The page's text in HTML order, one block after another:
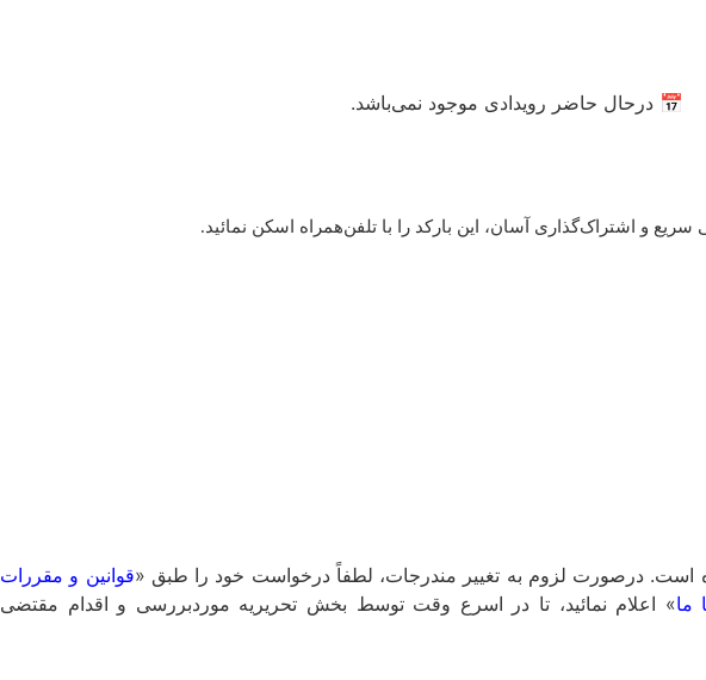
📅 درحال حاضر رویدادی موجود نمی‌باشد.
و اشتراک‌گذاری آسان، این بارکد را با تلفن‌همراه اسکن نمائید.
درصورت لزوم به تغییر مندرجات، لطفاً درخواست خود را طبق «قوانین و مقررات
ما» اعلام نمائید، تا در اسرع وقت توسط بخش تحریریه موردبررسی و اقدام مقتضی